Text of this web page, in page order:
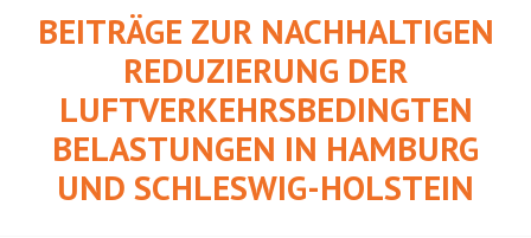
BEITRÄGE ZUR NACHHALTIGEN
REDUZIERUNG DER
LUFTVERKEHRSBEDINGTEN
BELASTUNGEN IN HAMBURG
UND SCHLESWIG-HOLSTEIN